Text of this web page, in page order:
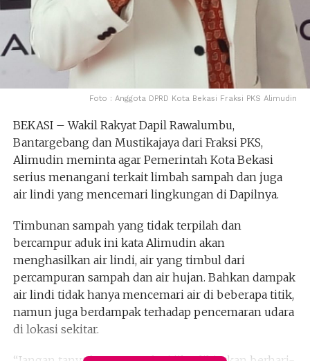
Foto : Anggota DPRD Kota Bekasi Fraksi PKS Alimudin
BEKASI – Wakil Rakyat Dapil Rawalumbu,
Bantargebang dan Mustikajaya dari Fraksi PKS,
Alimudin meminta agar Pemerintah Kota Bekasi
serius menangani terkait limbah sampah dan juga
air lindi yang mencemari lingkungan di Dapilnya.
Timbunan sampah yang tidak terpilah dan
bercampur aduk ini kata Alimudin akan
menghasilkan air lindi, air yang timbul dari
percampuran sampah dan air hujan. Bahkan dampak
air lindi tidak hanya mencemari air di beberapa titik,
namun juga berdampak terhadap pencemaran udara
di lokasi sekitar.